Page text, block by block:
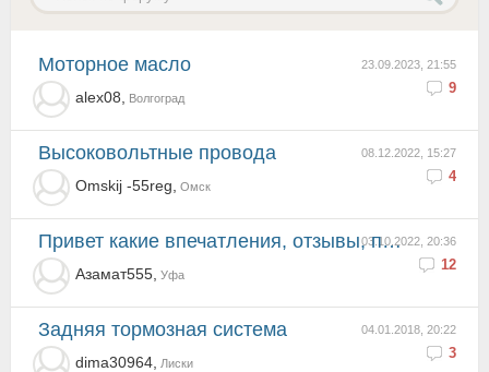
23.09.2023, 21:55
9
Моторное масло
alex08, Волгоград
08.12.2022, 15:27
4
Высоковольтные провода
Omskij -55reg, Омск
03.10.2022, 20:36
12
Привет какие впечатления, отзывы, поломки у Ми-до
Азамат555, Уфа
04.01.2018, 20:22
3
Задняя тормозная система
dima30964, Лиски